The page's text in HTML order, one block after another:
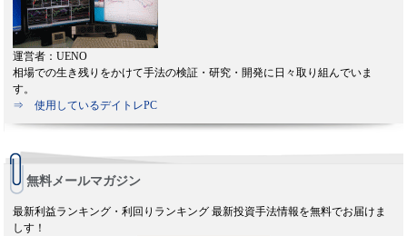
運営者：UENO
相場での生き残りをかけて手法の検証・研究・開発に日々取り組んでいま
す。
⇒ 使用しているデイトレPC
無料メールマガジン
最新利益ランキング・利回りランキング 最新投資手法情報を無料でお届けま
しす！